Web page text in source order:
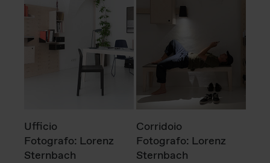
Ufficio
Fotografo: Lorenz
Sternbach
Corridoio
Fotografo: Lorenz
Sternbach